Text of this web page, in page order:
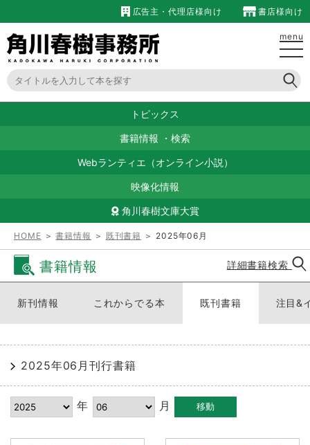
広告主・代理店様向け 書店様向け
menu
トピックス
書籍情報 ・ 検索
Webランティエ（オンライン小説）
映像化情報
角川春樹文庫大賞
HOME ＞書籍情報 ＞ 既刊書籍 ＞ 2025年06月
書籍情報 詳細書籍検索
新刊情報 これからでる本 既刊書籍 注目&
2025年06月刊行書籍
年 月